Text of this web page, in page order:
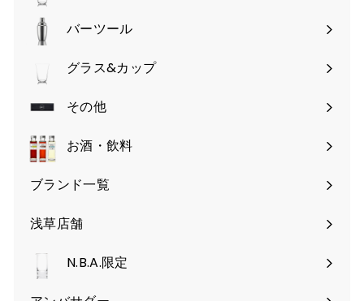
バーツール
サ
メ
ニ
ー
を
く
グラス&カップ
サ
ブ
ニ
ュ
ー
を
く
その他
サ
ブ
メ
ニ
ー
を
開
お酒・飲料
ブランド一覧
浅草店舗
N.B.A.限定